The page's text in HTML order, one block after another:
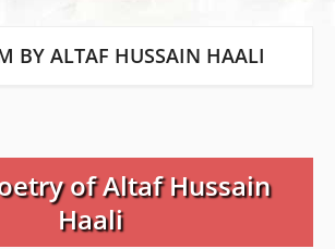
BY ALTAF HUSSAIN HAALI
of Altaf Hussain
Haali